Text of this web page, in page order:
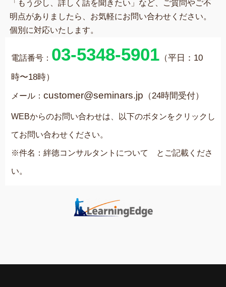
「もう少し、詳しく話を聞きたい」など、ご質問やご不
明点がありましたら、お気軽にお問い合わせください。
個別に対応いたします。
電話番号： 03-5348-5901 （平日：10
時〜18時）
メール： customer@seminars.jp （24時間受付）
WEBからのお問い合わせは、以下のボタンをクリックし
てお問い合わせください。
※件名：絆徳コンサルタントについて とご記載くださ
い。